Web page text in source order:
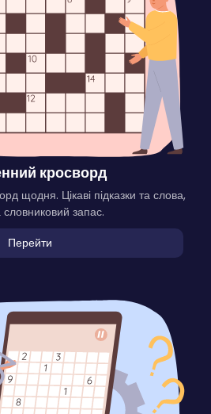
кросворд
щодня. Цікаві підказки та слова,
словниковий запас.
Перейти